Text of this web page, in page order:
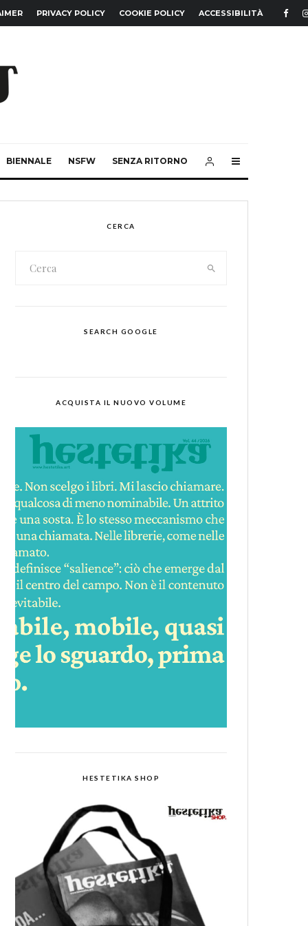
PRIVACY POLICY COOKIE POLICY ACCESSIBILITÀ
BIENNALE NSFW SENZA RITORNO
CERCA
SEARCH GOOGLE
ACQUISTA IL NUOVO VOLUME
HESTETIKA SHOP